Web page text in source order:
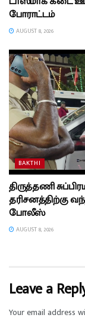
போராட்டம்
AUGUST 8, 2026
BAKTHI
திருத்தணி
தரிசனத்திற்கு
போலீஸ்
AUGUST 8, 2026
Leave a
Your email address